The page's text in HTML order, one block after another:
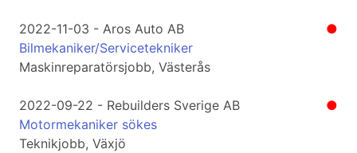
●
2022-11-03 - Aros Auto AB
Bilmekaniker/Servicetekniker
Maskinreparatörsjobb, Västerås
●
2022-09-22 - Rebuilders Sverige AB
Motormekaniker sökes
Teknikjobb, Växjö